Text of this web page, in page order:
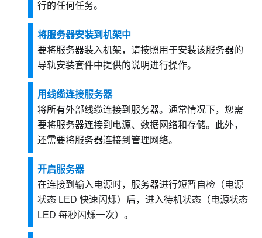
行的任何任务。
将服务器安装到机架中
要将服务器装入机架，请按照用于安装该服务器的
导轨安装套件中提供的说明进行操作。
用线缆连接服务器
将所有外部线缆连接到服务器。通常情况下，您需
要将服务器连接到电源、数据网络和存储。此外，
还需要将服务器连接到管理网络。
开启服务器
在连接到输入电源时，服务器进行短暂自检（电源
状态 LED 快速闪烁）后，进入待机状态（电源状态
LED 每秒闪烁一次）。